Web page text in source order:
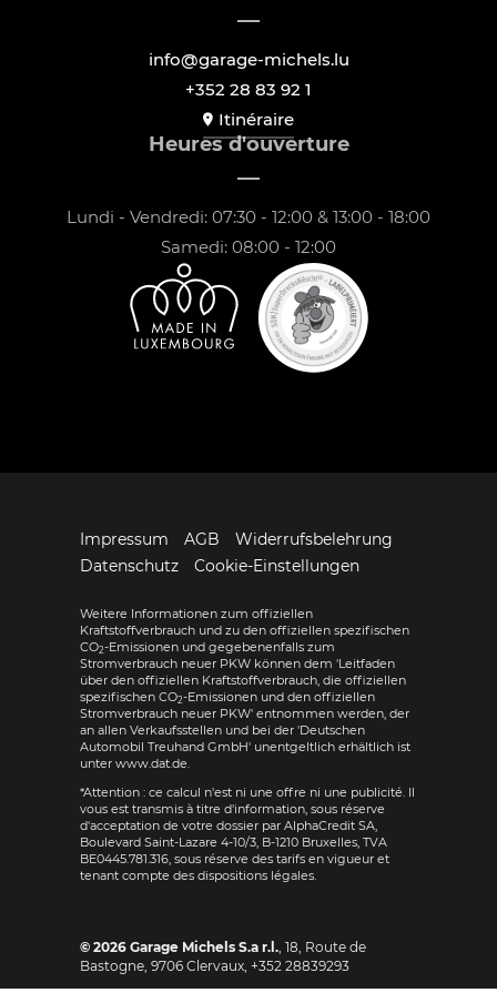
info@garage-michels.lu
+352 28 83 92 1
Itinéraire
Heures d'ouverture
Lundi - Vendredi: 07:30 - 12:00 & 13:00 - 18:00
Samedi: 08:00 - 12:00
Impressum AGB
Widerrufsbelehrung
Datenschutz
Cookie-Einstellungen
Weitere Informationen zum offiziellen
Kraftstoffverbrauch und zu den offiziellen spezifischen
CO2-Emissionen und gegebenenfalls zum
Stromverbrauch neuer PKW können dem 'Leitfaden
über den offiziellen Kraftstoffverbrauch, die offiziellen
spezifischen CO2-Emissionen und den offiziellen
Stromverbrauch neuer PKW' entnommen werden, der
an allen Verkaufsstellen und bei der 'Deutschen
Automobil Treuhand GmbH' unentgeltlich erhältlich ist
unter www.dat.de.
*Attention : ce calcul n'est ni une offre ni une publicité. Il
vous est transmis à titre d'information, sous réserve
d'acceptation de votre dossier par AlphaCredit SA,
Boulevard Saint-Lazare 4-10/3, B-1210 Bruxelles, TVA
BE0445.781.316, sous réserve des tarifs en vigueur et
tenant compte des dispositions légales.
© 2026 Garage Michels S.a r.l., 18, Route de
Bastogne, 9706 Clervaux, +352 28839293